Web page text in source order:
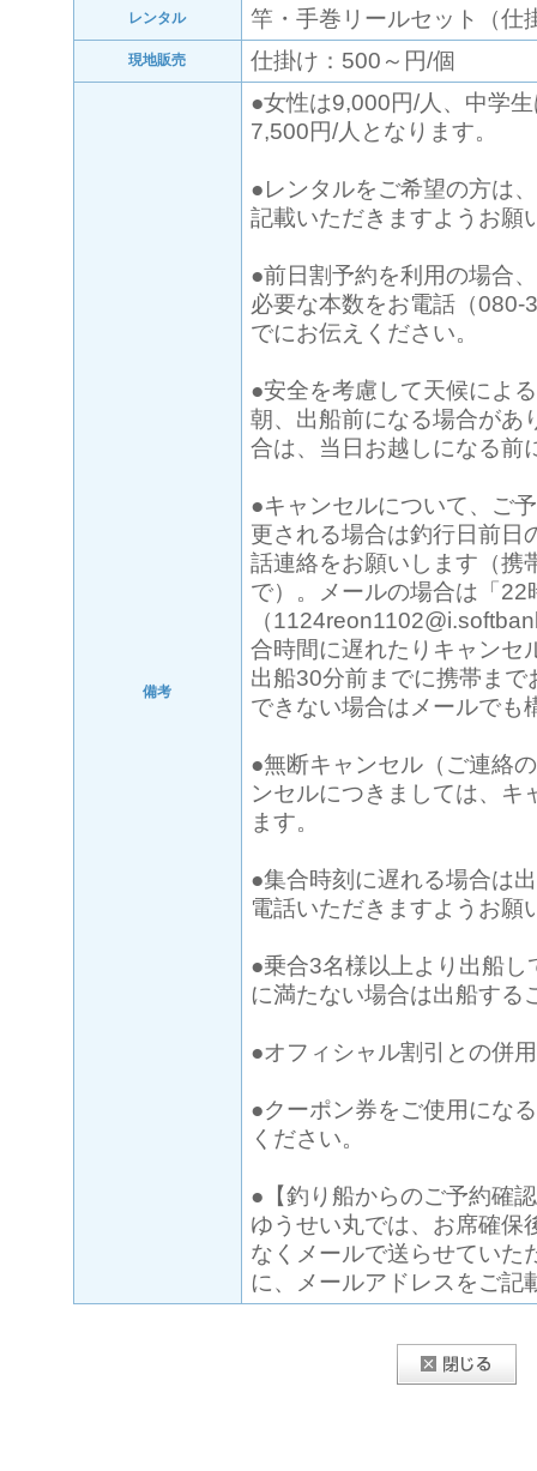
レンタル 竿・手巻リールセット（仕
現地販売 仕掛け：500～円/個
備考
●女性は9,000円/人、中学
7,500円/人となります。
●レンタルをご希望の方は
記載いただきますようお願
●前日割予約を利用の場合
必要な本数をお電話（
でにお伝えください。
●安全を考慮して天候によ
朝、出船前になる場合があ
合は、当日お越しになる前
●キャンセルについて、ご
更される場合は釣行日前日
話連絡をお願いします（
で）。メールの場合は「
（
合時間に遅れたりキャンセ
出船30分前までに携帯ま
できない場合はメールでも
●無断キャンセル（ご連絡
ンセルにつきましては、キ
ます。
●集合時刻に遅れる場合は
電話いただきますようお願
●乗合3名様以上より出船
に満たない場合は出船する
●オフィシャル割引との併
●クーポン券をご使用にな
ください。
●【釣り船からのご予約確
ゆうせい丸では、お席確保
なくメールで送らせていた
に、メールアドレスをご記